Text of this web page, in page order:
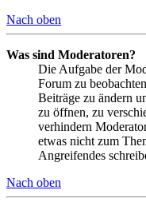
Nach oben
Was sind Moderatoren?
Die Aufgabe der
Forum zu
Beiträge zu ändern
zu öffnen, zu
verhindern
etwas nicht zum
Angreifendes
Nach oben